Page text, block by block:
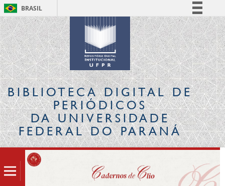
BRASIL
Simplifique!
Comunica BR
Participe
Acesso à informação
Legislação
Canais
BIBLIOTECA DIGITALDE
PERIÓDICOS
DA UNIVERSIDADE
FEDERAL DO PARANÁ